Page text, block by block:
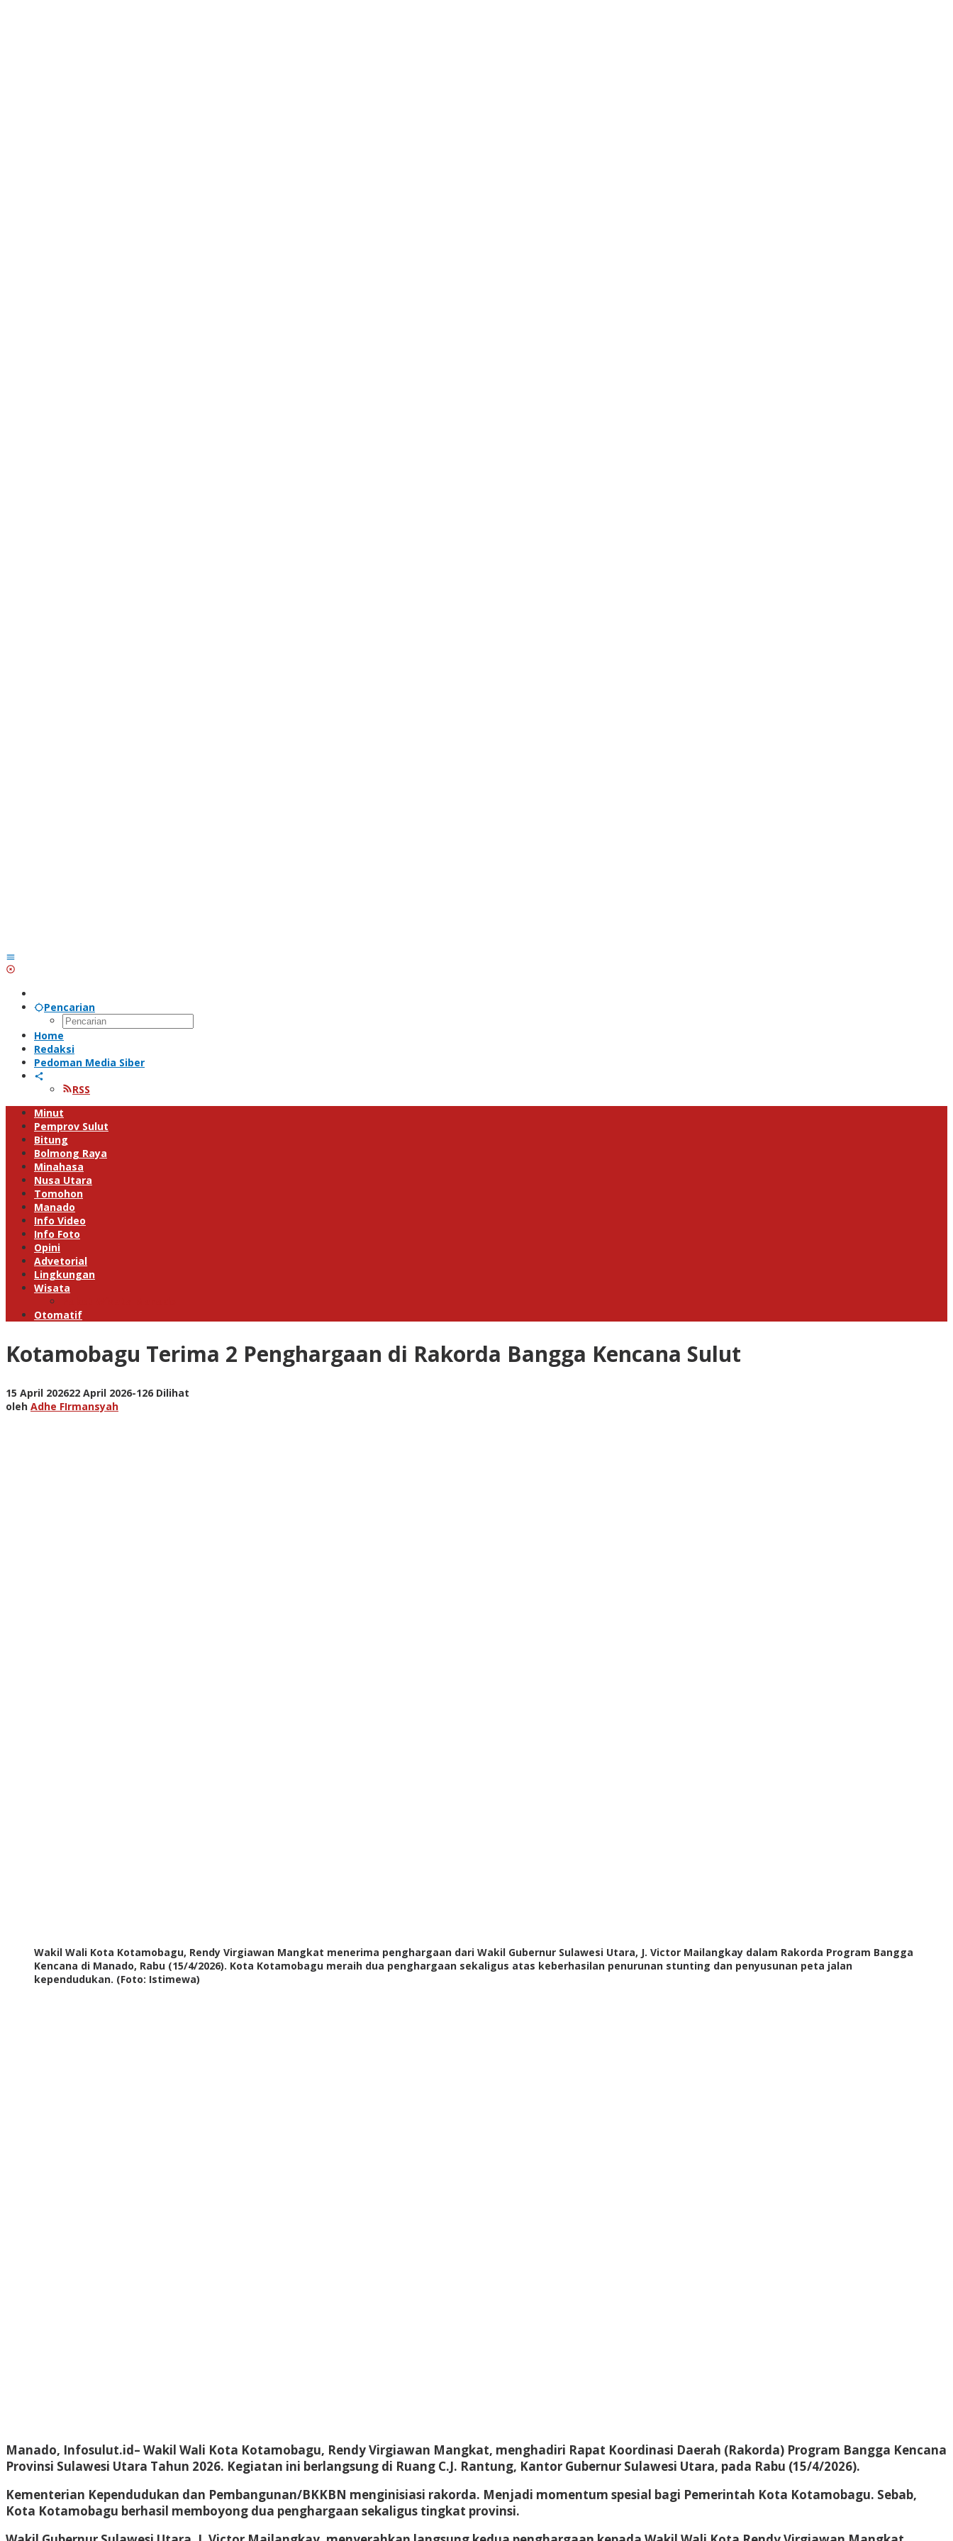
Pencarian
Home
Redaksi
Pedoman Media Siber
RSS
Minut
Pemprov Sulut
Bitung
Bolmong Raya
Minahasa
Nusa Utara
Tomohon
Manado
Info Video
Info Foto
Opini
Advetorial
Lingkungan
Wisata
Otomatif
Kotamobagu Terima 2 Penghargaan di Rakorda Bangga Kencana Sulut
15 April 202622 April 2026oleh
-126 Dilihat
oleh Adhe FIrmansyah
Wakil Wali Kota Kotamobagu, Rendy Virgiawan Mangkat menerima penghargaan dari Wakil Gubernur Sulawesi Utara, J. Victor Mailangkay dalam Rakorda Program Bangga
Kencana di Manado, Rabu (15/4/2026). Kota Kotamobagu meraih dua penghargaan sekaligus atas keberhasilan penurunan stunting dan penyusunan peta jalan
kependudukan. (Foto: Istimewa)
Manado, Infosulut.id– Wakil Wali Kota Kotamobagu, Rendy Virgiawan Mangkat, menghadiri Rapat Koordinasi Daerah (Rakorda) Program Bangga Kencana
Provinsi Sulawesi Utara Tahun 2026. Kegiatan ini berlangsung di Ruang C.J. Rantung, Kantor Gubernur Sulawesi Utara, pada Rabu (15/4/2026).
Kementerian Kependudukan dan Pembangunan/BKKBN menginisiasi rakorda. Menjadi momentum spesial bagi Pemerintah Kota Kotamobagu. Sebab,
Kota Kotamobagu berhasil memboyong dua penghargaan sekaligus tingkat provinsi.